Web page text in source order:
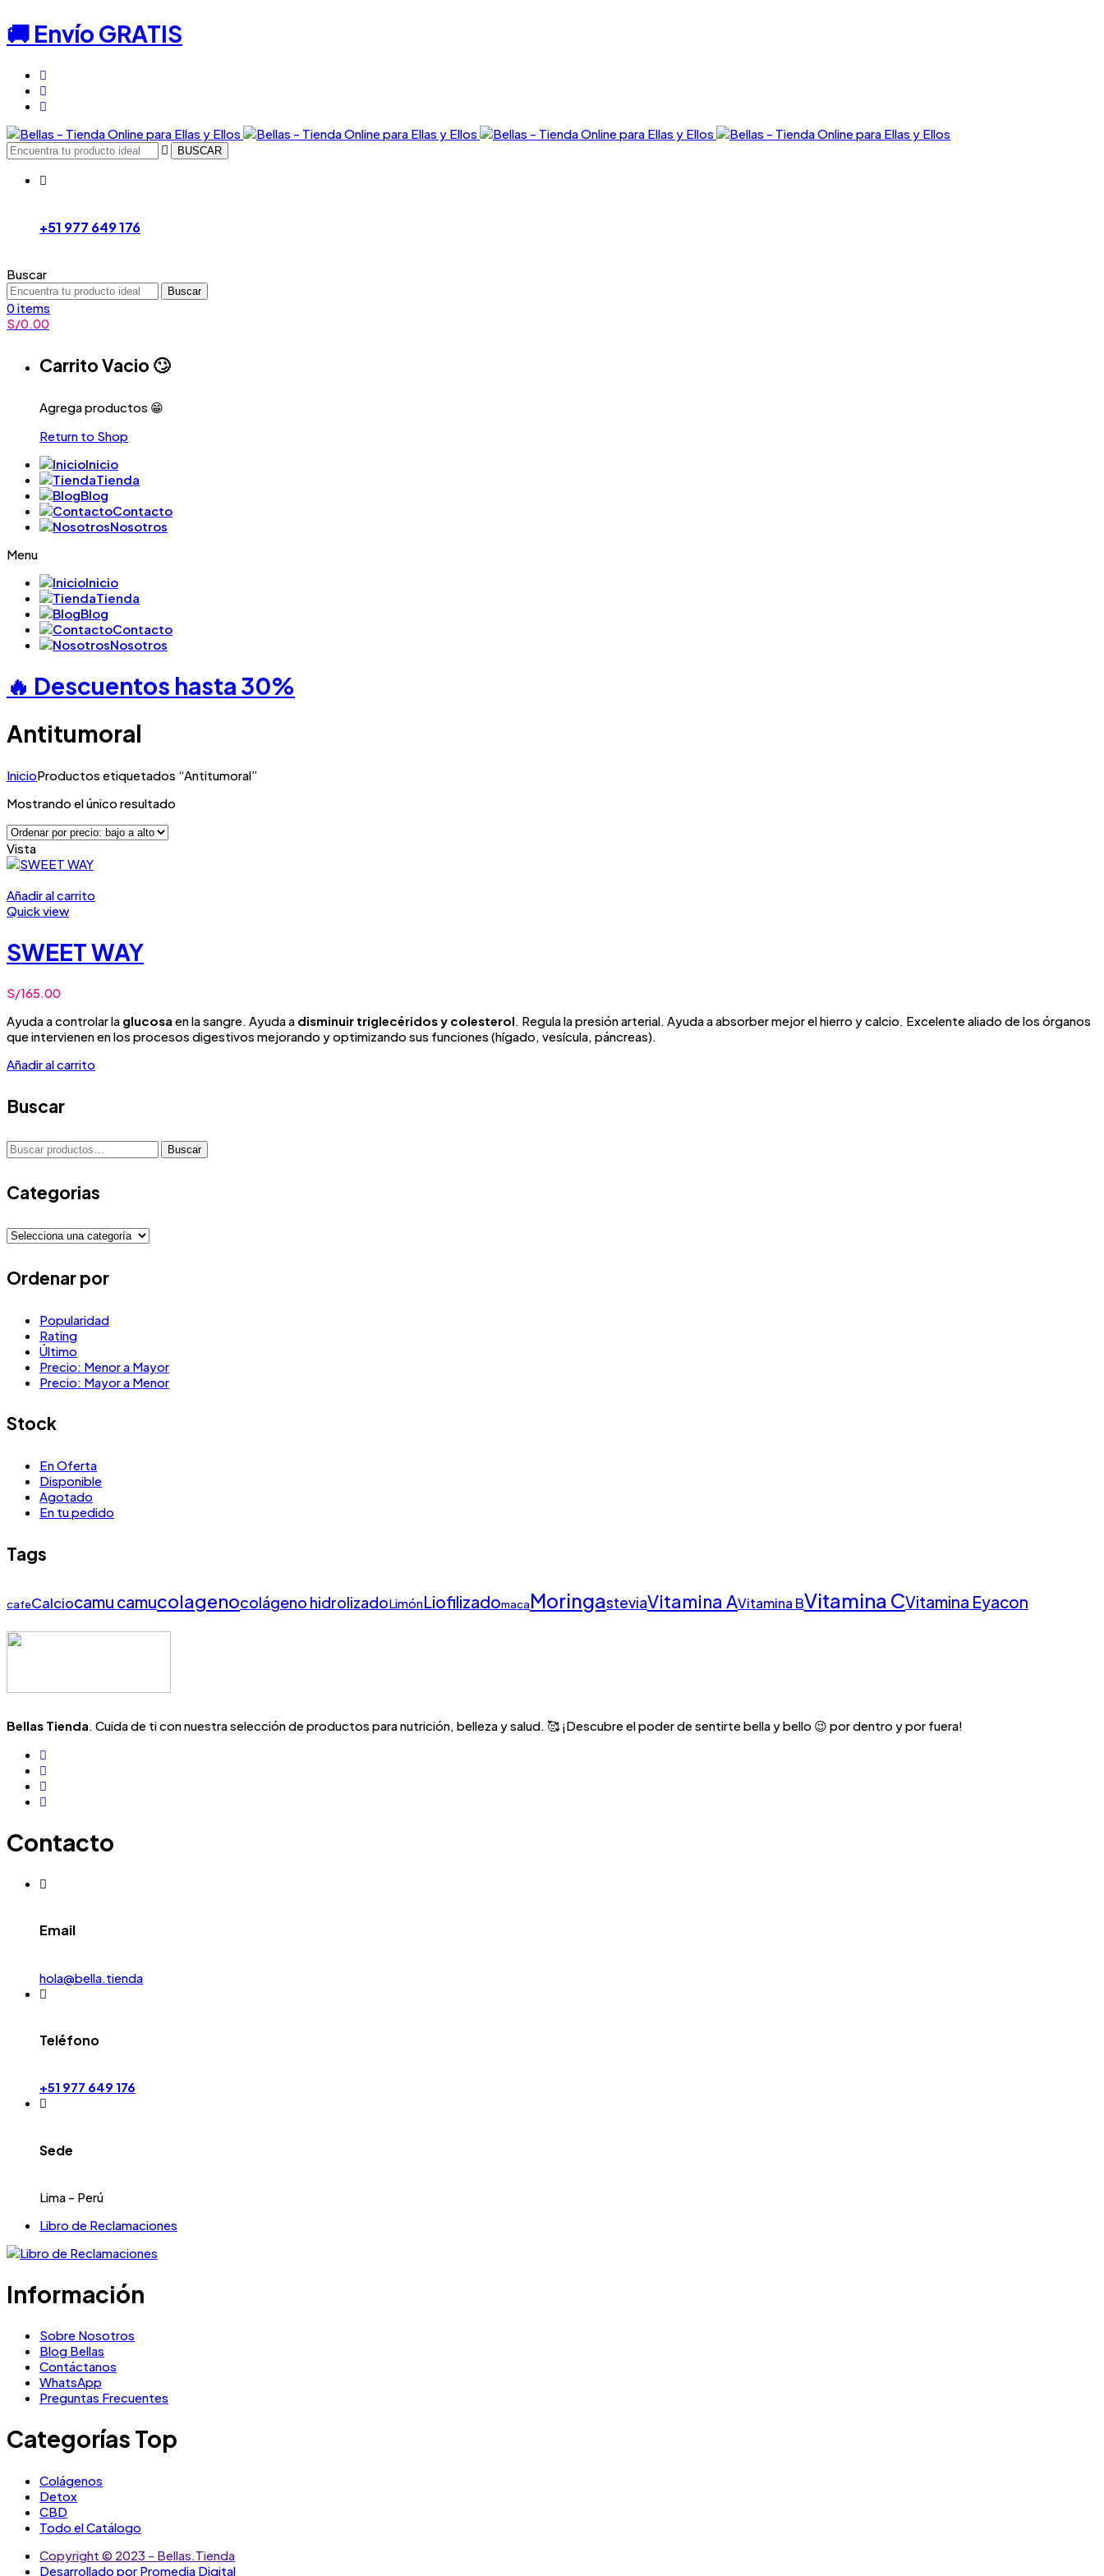
🚚 Envío GRATIS
BUSCAR
+51 977 649 176
Buscar
Buscar
0items
S/0.00
Carrito Vacio 🙄
Agrega productos 😁
Return to Shop
Inicio
Tienda
Blog
Contacto
Nosotros
Menu
Inicio
Tienda
Blog
Contacto
Nosotros
🔥 Descuentos hasta 30%
Antitumoral
InicioProductos etiquetados “Antitumoral”
Mostrando el único resultado
Vista
Añadir al carrito
Quick view
SWEET WAY
S/165.00
Ayuda a controlar la glucosa en la sangre. Ayuda a disminuir triglecéridos y colesterol. Regula la presión arterial. Ayuda a absorber mejor el hierro y calcio. Excelente aliado de los órganos
que intervienen en los procesos digestivos mejorando y optimizando sus funciones (hígado, vesícula, páncreas).
Añadir al carrito
Buscar
Buscar
por:
Buscar
Categorias
Ordenar por
Popularidad
Rating
Último
Precio: Menor a Mayor
Precio: Mayor a Menor
Stock
En Oferta
Disponible
Agotado
En tu pedido
Tags
cafeCalciocamu camucolagenocolágeno hidrolizadoLimónLiofilizadomacaMoringasteviaVitamina AVitamina BVitamina CVitamina Eyacon
Bellas Tienda . Cuida de ti con nuestra selección de productos para nutrición, belleza y salud. 🥰 ¡Descubre el poder de sentirte bella y bello 😉 por dentro y por fuera!
Contacto
Email
hola@bella.tienda
Teléfono
+51 977 649 176
Sede
Lima - Perú
Libro de Reclamaciones
Información
Sobre Nosotros
Blog Bellas
Contáctanos
WhatsApp
Preguntas Frecuentes
Categorías Top
Colágenos
Detox
CBD
Todo el Catálogo
Copyright © 2023 - Bellas.Tienda
Desarrollado por Promedia Digital